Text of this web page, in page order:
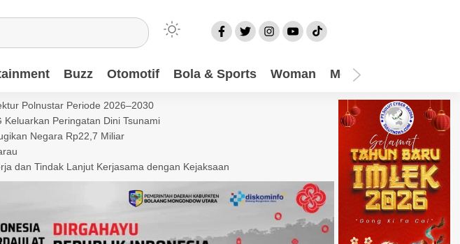
Buzz Otomotif Bola & Sports Woman Mom
Polnustar Periode 2026–2030
Peringatan Dini Tsunami
Negara Rp22,7 Miliar
dan Tindak Lanjut Kerjasama dengan Kejaksaan